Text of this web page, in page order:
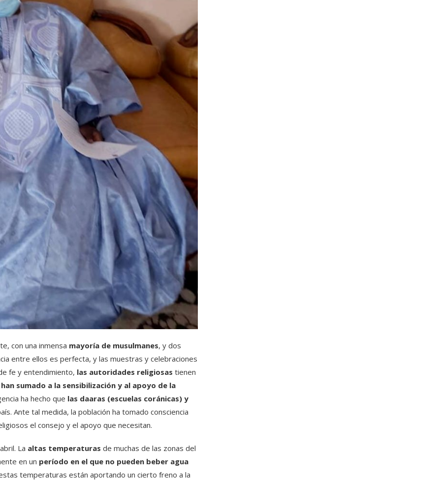
con una inmensa mayoría de musulmanes, y dos
entre ellos es perfecta, y las muestras y celebraciones
fe y entendimiento, las autoridades religiosas tienen
han sumado a la sensibilización y al apoyo de la
ha hecho que las daaras (escuelas coránicas) y
Ante tal medida, la población ha tomado consciencia
el consejo y el apoyo que necesitan.
La altas temperaturas de muchas de las zonas del
en un período en el que no pueden beber agua
temperaturas están aportando un cierto freno a la